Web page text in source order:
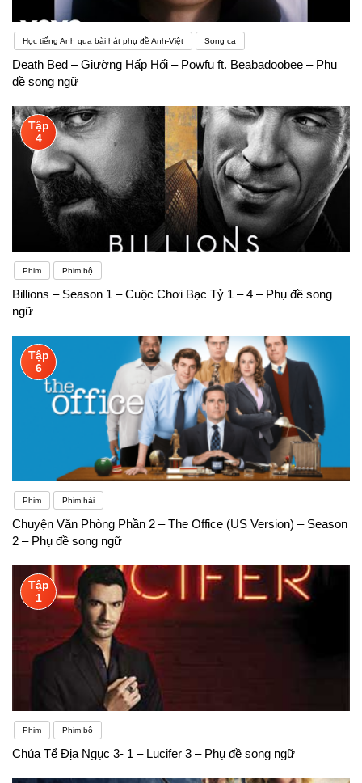
Học tiếng Anh qua bài hát phụ đề Anh-Việt Song ca
Death Bed – Giường Hấp Hối – Powfu ft. Beabadoobee – Phụ
đề song ngữ
Tập
4
Phim Phim bộ
Billions – Season 1 – Cuộc Chơi Bạc Tỷ 1 – 4 – Phụ đề song
ngữ
Tập
6
Phim Phim hài
Chuyện Văn Phòng Phần 2 – The Office (US Version) – Season
2 – Phụ đề song ngữ
Tập
1
Phim Phim bộ
Chúa Tể Địa Ngục 3- 1 – Lucifer 3 – Phụ đề song ngữ